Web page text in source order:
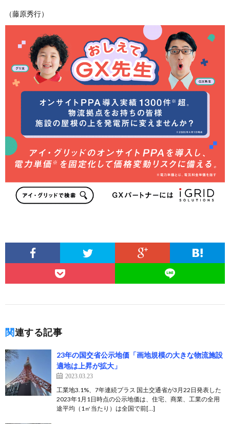
（藤原秀行）
関連する記事
23年の国交省公示地価「画地規模の大きな物流施設
適地は上昇が拡大」
2023.03.23
工業地3.1%、7年連続プラス 国土交通省が3月22日発表した
2023年1月1日時点の公示地価は、住宅、商業、工業の全用
途平均（1㎡当たり）は全国で前[…]